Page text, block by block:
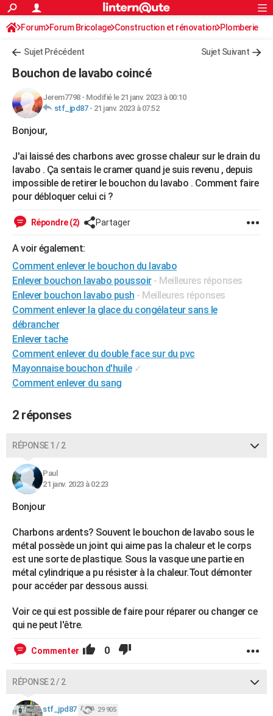
ACTUALITÉS
Politique
Société
Faits Divers
Education
Monde
Villes
+
Retraite
Impôts
Epargne
Immobilier
Risques naturels par ville
Banque
Assurance
Crédit
AUTO
Essais
Réserver un essai
Citadines
Berlines
SUV
Forum auto
+HIGH-TECH
Mobiles
Meilleur smartphone
Internet
Ordinateurs
Jeux vidéo
Guide high-tech
+
Forum
Aménagement intérieur
Extérieur
Cuisine
Salle de bains
Jardinage
Rangement
WEEK-END
Alimentation
Guide de la santé
Maladies
Médicaments
Sommeil
VOYAGE
Destinations
City break
Voyage nature
Voyage de noces
Forum
Climat
+PHOTO
GUIDES D'ACHAT
BONS PLANS
CARTE DE VOEUX
Carte de Noël
Carte Bonne année
Carte Saint-Valentin
Carte Pâques
Carte d'anniversaire
DICTIONNAIRE
Dictionnaire
Biographies
Citations
Expressions
Proverbes
PROGRAMME TV
FORUM
Bricolage
Lifestyle
Culture
Sport
Auto
Television
Voyage
Cinema
Rechercher
S'inscrire
Connexion
Forum Forum Bricolage Construction et rénovation Plomberie
Sujet Précédent Sujet Suivant
Bouchon de lavabo coincé
Jerem7798- Modifié le 21 janv. 2023 à 00:10
stf_jpd87- 21 janv. 2023 à 07:52
Bonjour,
J'ai laissé des charbons avec grosse chaleur sur le drain du
lavabo . Ça sentais le cramer quand je suis revenu , depuis
impossible de retirer le bouchon du lavabo . Comment faire
pour débloquer celui ci ?
Répondre (2) Partager
A voir également:
Comment enlever le bouchon du lavabo
Enlever bouchon lavabo poussoir - Meilleures réponses
Enlever bouchon lavabo push - Meilleures réponses
Comment enlever la glace du congélateur sans le
débrancher
Enlever tache
Comment enlever du double face sur du pvc
Mayonnaise bouchon d'huile ✓
Comment enlever du sang
2 réponses
RÉPONSE 1 / 2
Paul
21 janv. 2023 à 02:23
Bonjour
Charbons ardents? Souvent le bouchon de lavabo sous le
métal possède un joint qui aime pas la chaleur et le corps
est une sorte de plastique. Sous la vasque une partie en
métal cylindrique a pu résister à la chaleur.Tout démonter
pour accéder par dessous aussi.
Voir ce qui est possible de faire pour réparer ou changer ce
qui ne peut l'être.
Commenter 0
RÉPONSE 2 / 2
stf_jpd87 29 905